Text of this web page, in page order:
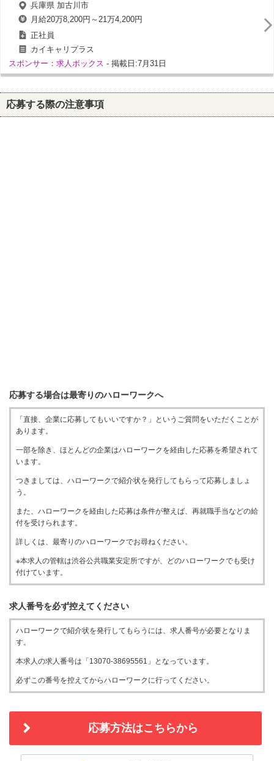
兵庫県 加古川市
月給20万8,200円～21万4,200円
正社員
カイキャリプラス
スポンサー：求人ボックス - 掲載日:7月31日
応募する際の注意事項
応募する場合は最寄りのハローワークへ
「直接、企業に応募してもいいですか？」というご質問をいただくことが
あります。
一部を除き、ほとんどの企業はハローワークを経由した応募を希望されて
います。
つきましては、ハローワークで紹介状を発行してもらって応募しましょ
う。
また、ハローワークを経由した応募は条件が整えば、再就職手当などの給
付を受けられます。
詳しくは、最寄りのハローワークでお尋ねください。
※本求人の管轄は渋谷公共職業安定所ですが、どのハローワークでも受け
付けています。
求人番号を必ず控えてください
ハローワークで紹介状を発行してもらうには、求人番号が必要となりま
す。
本求人の求人番号は「13070-38695561」となっています。
必ずこの番号を控えてからハローワークに行ってください。
応募方法はこちらから